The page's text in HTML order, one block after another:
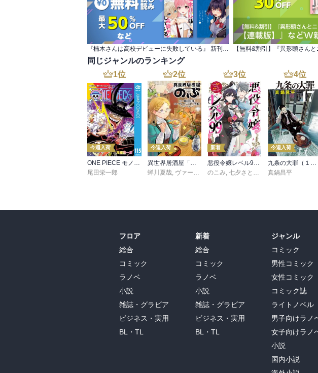
同じジャンルのランキング
1位
今週入荷
ONE PIECE モノクロ版 115
尾田栄一郎
2位
今週入荷
異世界居酒屋「のぶ」(22)
蝉川夏哉, ヴァージニア二等兵 ,転
3位
新着
悪役令嬢レベル99 ～私は裏ボスですが魔王ではありません～ その６
のこみ,七夕さとり Tea
4位
今週入荷
九条の大罪（１７）
真鍋昌平
フロア
総合
コミック
ラノベ
小説
雑誌・グラビア
ビジネス・実用
BL・TL
新着
総合
コミック
ラノベ
小説
雑誌・グラビア
ビジネス・実用
BL・TL
ジャンル
コミック
男性コミック
女性コミック
コミック誌
ライトノベル
男子向けラノ
女子向けラノ
小説
国内小説